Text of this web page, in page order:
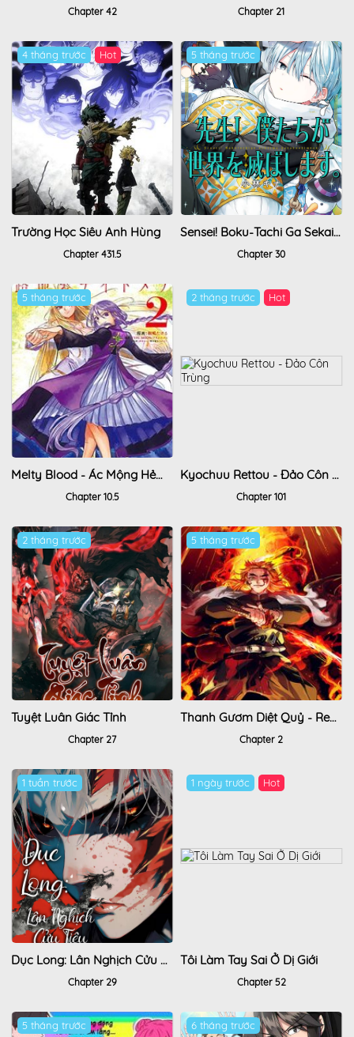
Chapter 42 Chapter 21
4 tháng trước Hot
Trường Học Siêu Anh Hùng
Chapter 431.5
5 tháng trước
Sensei! Boku-Tachi Ga Sekai O Horoboshimasu
Chapter 30
5 tháng trước
Melty Blood - Ác Mộng Hẻm Sau
Chapter 10.5
2 tháng trước Hot
Kyochuu Rettou - Đảo Côn Trùng
Chapter 101
2 tháng trước
Tuyệt Luân Giác Tỉnh
Chapter 27
5 tháng trước
Thanh Gươm Diệt Quỷ - Rengoku Kyoujurou Gaiden
Chapter 2
1 tuần trước
Dục Long: Lân Nghịch Cửu Tiêu
Chapter 29
1 ngày trước Hot
Tôi Làm Tay Sai Ở Dị Giới
Chapter 52
5 tháng trước 6 tháng trước